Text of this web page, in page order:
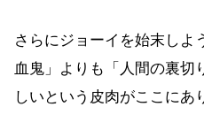
さらにジョーイを始末し
血鬼」よりも「人間の裏切
しいという皮肉がここにあ